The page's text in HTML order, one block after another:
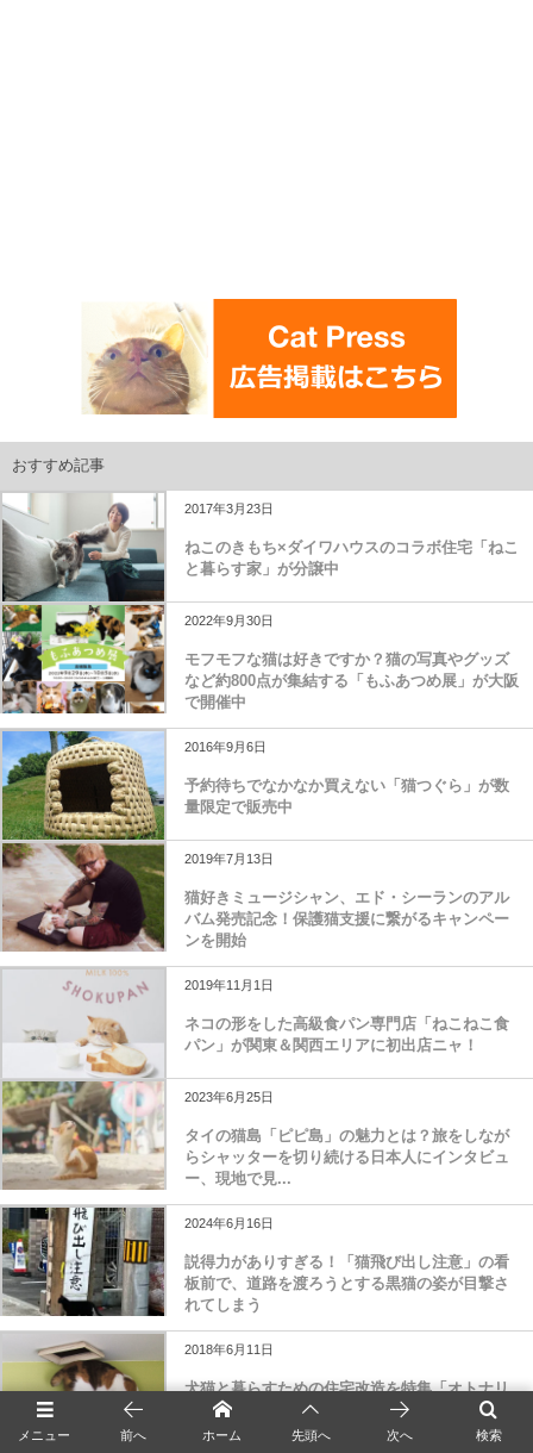
おすすめ記事
2017年3月23日
ねこのきもち×ダイワハウスのコラボ住宅「ねこ
と暮らす家」が分譲中
2022年9月30日
モフモフな猫は好きですか？猫の写真やグッズ
など約800点が集結する「もふあつめ展」が大阪
で開催中
2016年9月6日
予約待ちでなかなか買えない「猫つぐら」が数
量限定で販売中
2019年7月13日
猫好きミュージシャン、エド・シーランのアル
バム発売記念！保護猫支援に繋がるキャンペー
ンを開始
2019年11月1日
ネコの形をした高級食パン専門店「ねこねこ食
パン」が関東＆関西エリアに初出店ニャ！
2023年6月25日
タイの猫島「ピピ島」の魅力とは？旅をしなが
らシャッターを切り続ける日本人にインタビュ
ー、現地で見...
2024年6月16日
説得力がありすぎる！「猫飛び出し注意」の看
板前で、道路を渡ろうとする黒猫の姿が目撃さ
れてしまう
2018年6月11日
犬猫と暮らすための住宅改造を特集「オトナリ
ノベーション vol.3」
メニュー 検索
前へ ホーム 先頭へ 次へ